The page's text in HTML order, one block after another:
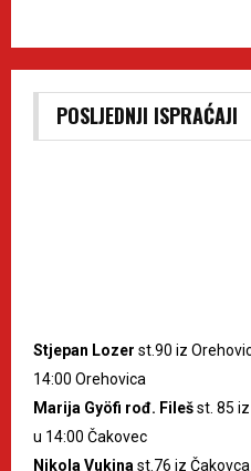
POSLJEDNJI ISPRAĆAJI
Stjepan Lozer st.90 iz
14:00 Orehovica
Marija Gyöfi rođ. Filešst. 85
u 14:00 Čakovec
Nikola Vukinast.76 iz